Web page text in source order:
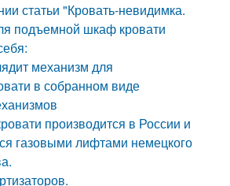
статьи "Кровать-невидимка.
подъемной шкаф кровати
механизм для
в собранном виде
производится в России и
газовыми лифтами немецкого